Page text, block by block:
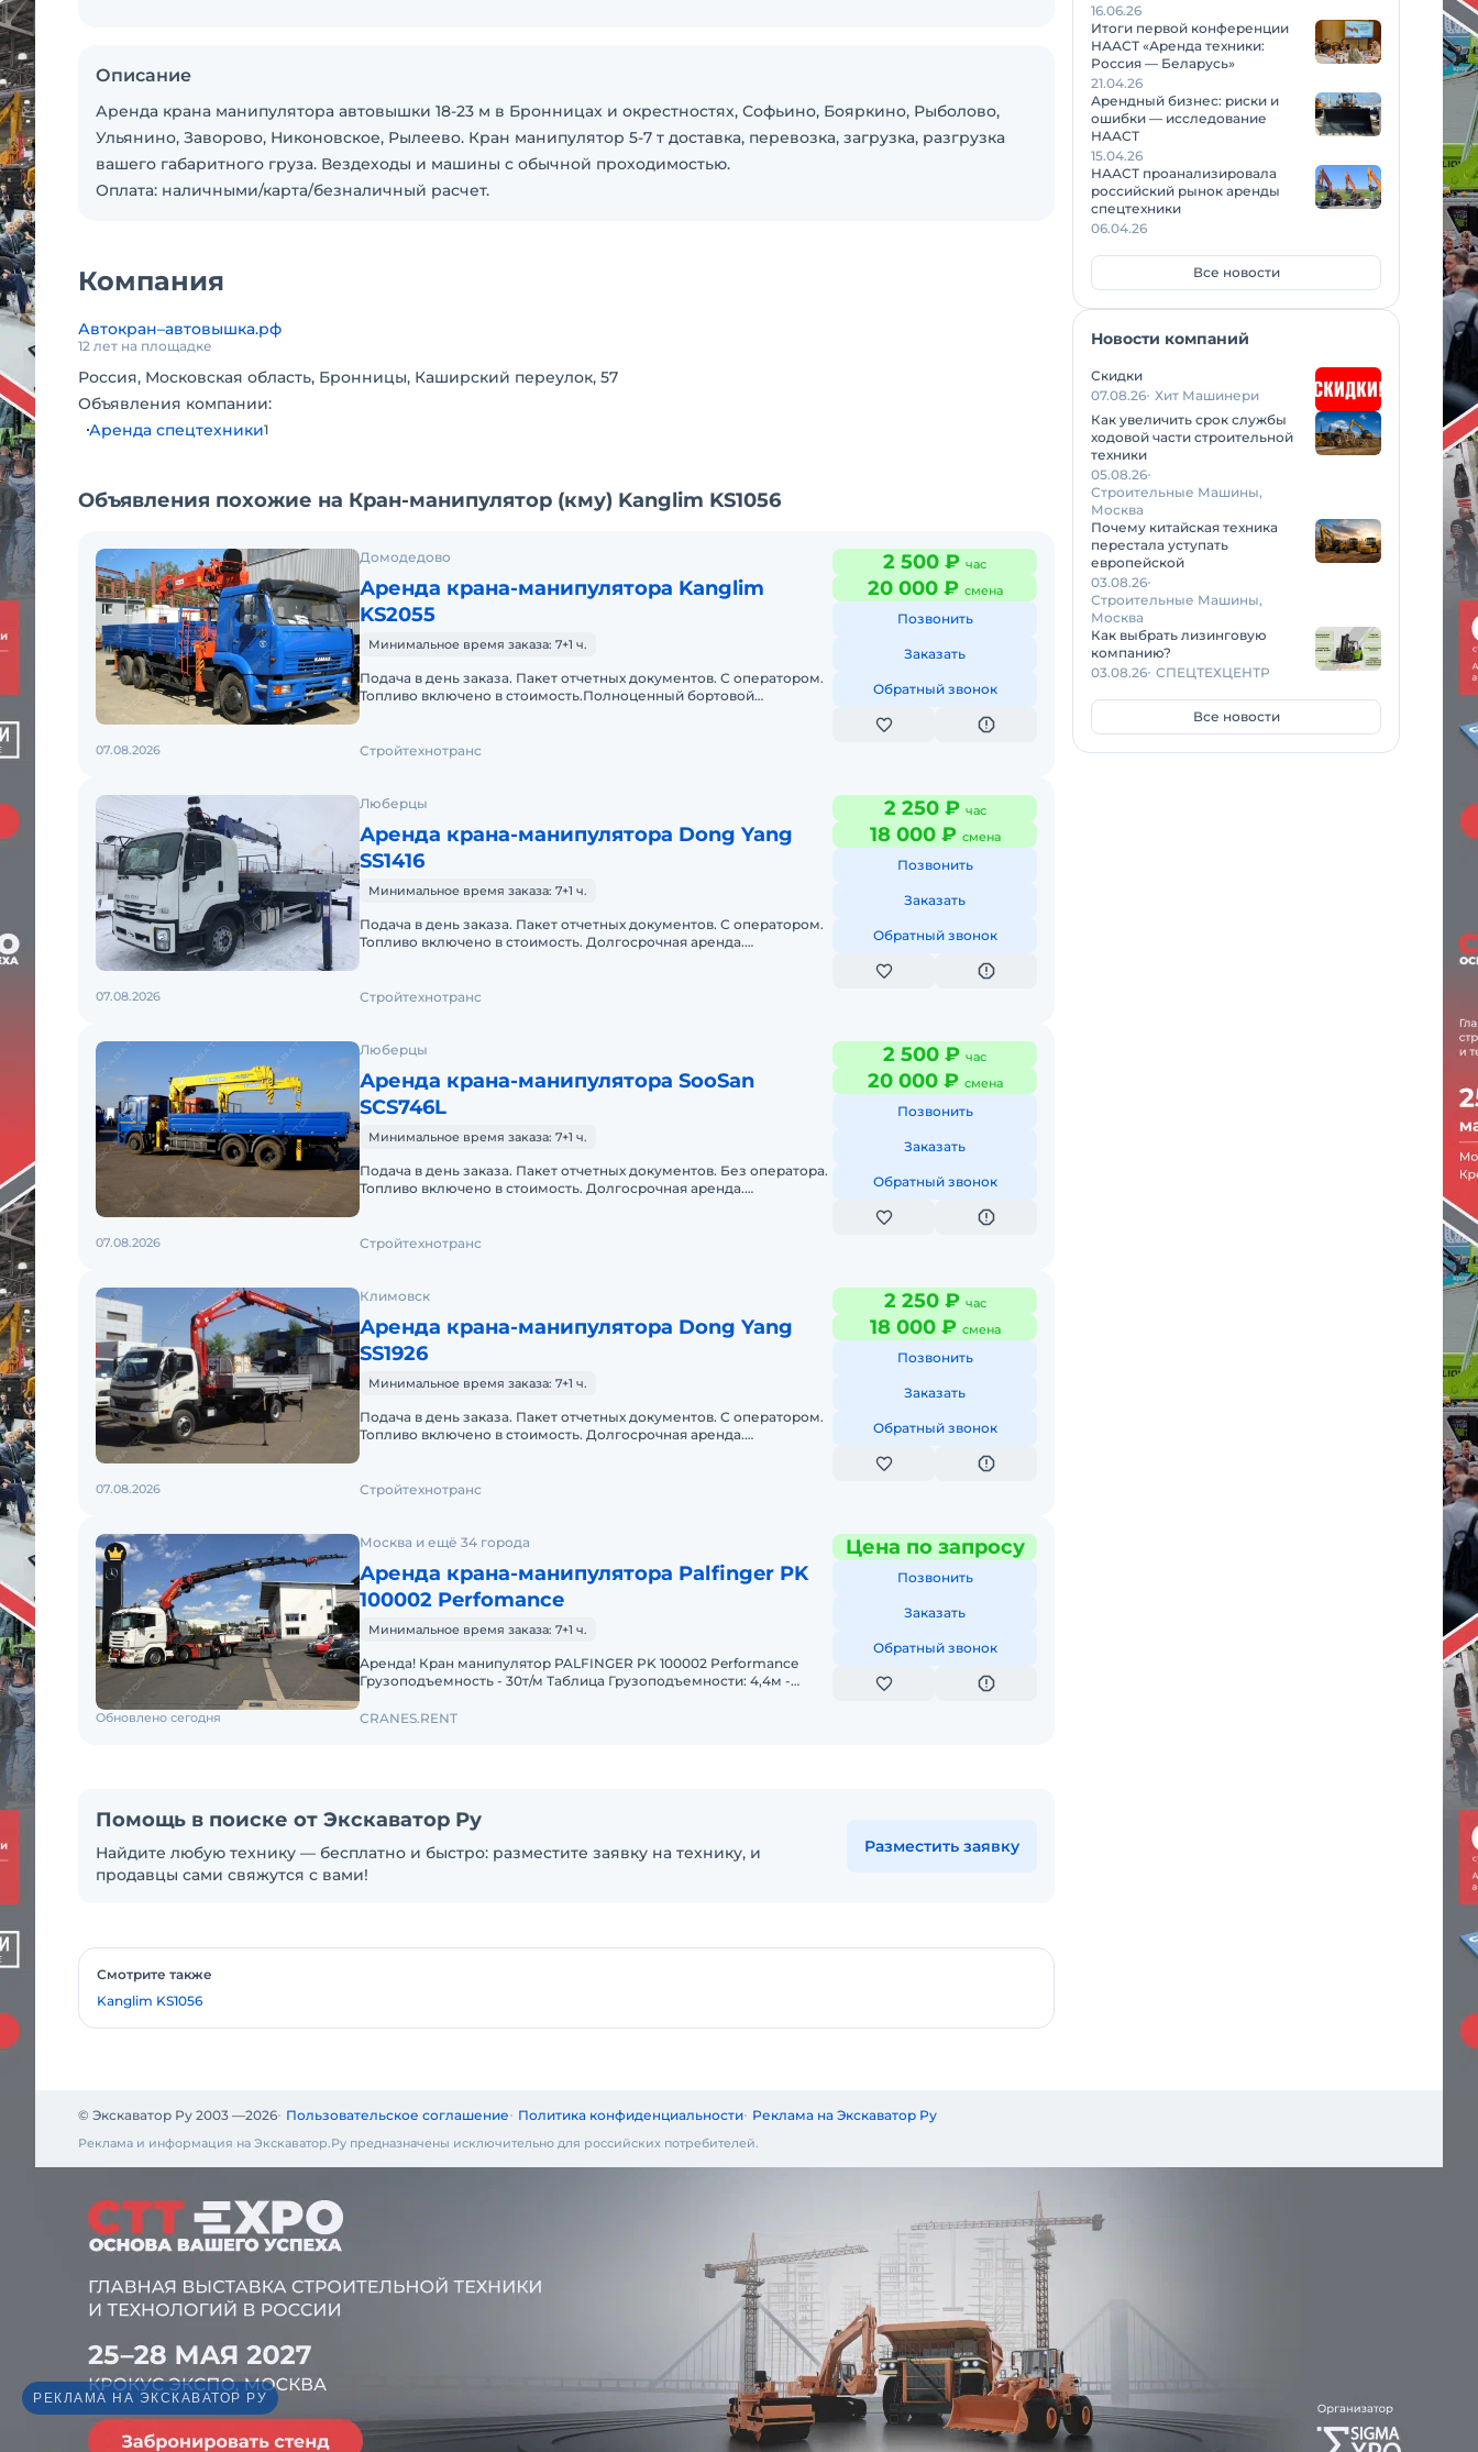
Описание
Аренда крана манипулятора автовышки 18-23 м в Бронницах и окрестностях, Софьино, Бояркино, Рыболово,
Ульянино, Заворово, Никоновское, Рылеево. Кран манипулятор 5-7 т доставка, перевозка, загрузка, разгрузка
вашего габаритного груза. Вездеходы и машины с обычной проходимостью.
Оплата: наличными/карта/безналичный расчет.
Компания
Автокран–автовышка.рф
12 лет на площадке
Россия, Московская область, Бронницы, Каширский переулок, 57
Объявления компании:
Аренда спецтехники1
Объявления похожие на Кран-манипулятор (кму) Kanglim KS1056
Домодедово
Аренда крана-манипулятора Kanglim
KS2055
Минимальное время заказа: 7+1 ч.
Подача в день заказа. Пакет отчетных документов. С оператором.
Топливо включено в стоимость.Полноценный бортовой
2 500 ₽ час
20 000 ₽ смена
Позвонить
Заказать
Обратный звонок
07.08.2026 Стройтехнотранс
Люберцы
Аренда крана-манипулятора Dong Yang
SS1416
Минимальное время заказа: 7+1 ч.
Подача в день заказа. Пакет отчетных документов. С оператором.
Топливо включено в стоимость. Долгосрочная аренда.
2 250 ₽ час
18 000 ₽ смена
Позвонить
Заказать
Обратный звонок
07.08.2026 Стройтехнотранс
Люберцы
Аренда крана-манипулятора SooSan
SCS746L
Минимальное время заказа: 7+1 ч.
Подача в день заказа. Пакет отчетных документов. Без оператора.
Топливо включено в стоимость. Долгосрочная аренда.
2 500 ₽ час
20 000 ₽ смена
Позвонить
Заказать
Обратный звонок
07.08.2026 Стройтехнотранс
Климовск
Аренда крана-манипулятора Dong Yang
SS1926
Минимальное время заказа: 7+1 ч.
Подача в день заказа. Пакет отчетных документов. С оператором.
Топливо включено в стоимость. Долгосрочная аренда.
2 250 ₽ час
18 000 ₽ смена
Позвонить
Заказать
Обратный звонок
07.08.2026 Стройтехнотранс
Москва и ещё 34 города
Аренда крана-манипулятора Palfinger PK
100002 Perfomance
Минимальное время заказа: 7+1 ч.
Аренда! Кран манипулятор PALFINGER PK 100002 Performance
Грузоподъемность - 30т/м Таблица Грузоподъемности: 4,4м -
Цена по запросу
Позвонить
Заказать
Обратный звонок
Обновлено сегодня CRANES.RENT
Помощь в поиске от Экскаватор Ру
Найдите любую технику — бесплатно и быстро: разместите заявку на технику, и
продавцы сами свяжутся с вами!
Разместить заявку
Смотрите также
Kanglim KS1056
16.06.26
Итоги первой конференции
НААСТ «Аренда техники:
Россия — Беларусь»
21.04.26
Арендный бизнес: риски и
ошибки — исследование
НААСТ
15.04.26
НААСТ проанализировала
российский рынок аренды
спецтехники
06.04.26
Все новости
Новости компаний
Скидки
07.08.26 Хит Машинери
Как увеличить срок службы
ходовой части строительной
техники
05.08.26
Строительные Машины,
Москва
Почему китайская техника
перестала уступать
европейской
03.08.26
Строительные Машины,
Москва
Как выбрать лизинговую
компанию?
03.08.26 СПЕЦТЕХЦЕНТР
Все новости
© Экскаватор Ру 2003 —2026 Пользовательское соглашение Политика конфиденциальности Реклама на Экскаватор Ру
Реклама и информация на Экскаватор.Ру предназначены исключительно для российских потребителей.